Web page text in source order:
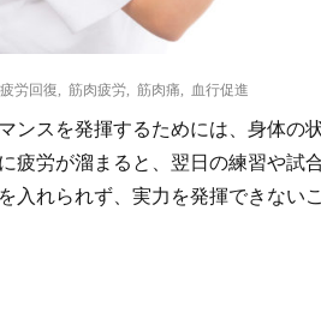
疲労回復 筋肉疲労 筋肉痛 血行促進
ンスを発揮するためには、身体の
疲労が溜まると、翌日の練習や試
入れられず、実力を発揮できない